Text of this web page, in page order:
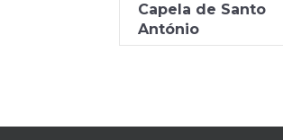
Capela de Santo
António